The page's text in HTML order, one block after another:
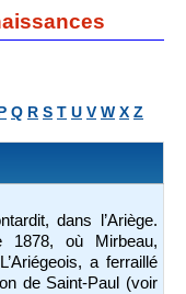
Q R S T U V W X Z
dans l’Ariège.
1878, où Mirbeau,
a ferraillé
de Saint-Paul (voir